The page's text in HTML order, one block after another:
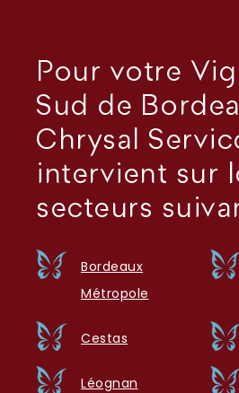
Pour votre
Sud de
Chrysal
intervient sur
secteurs
Bordeaux
Métropole
Cestas
Léognan